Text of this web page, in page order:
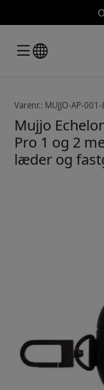
Varenr.: MUJJO-AP-001-
Mujjo
Pro 1 og 2
læder og